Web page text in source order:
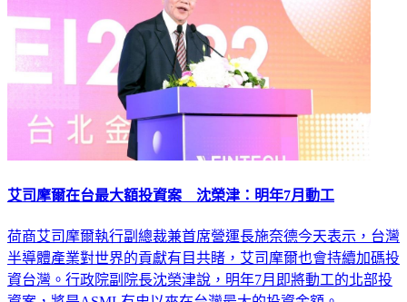
艾司摩爾在台最大額投資案 沈榮津：明年7月動工
荷商艾司摩爾執行副總裁兼首席營運長施奈德今天表示，台灣
半導體產業對世界的貢獻有目共睹，艾司摩爾也會持續加碼投
資台灣。行政院副院長沈榮津說，明年7月即將動工的北部投